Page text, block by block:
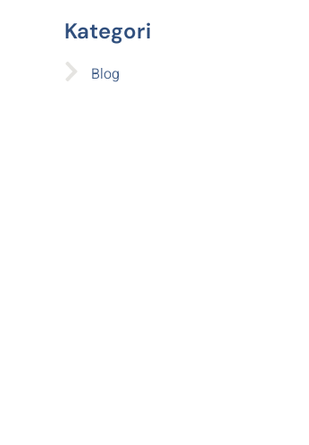
Kategori
Blog